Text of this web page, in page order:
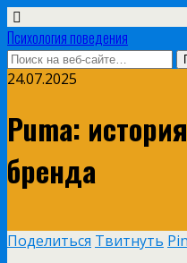
Психология поведения
24.07.2025
Puma:
бренда
Поделиться Твитнуть Pin